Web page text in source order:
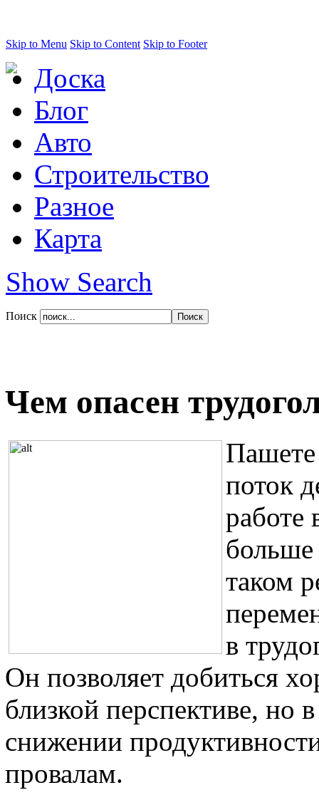
Skip to Menu Skip to Content Skip to Footer
Доска
Блог
Авто
Строительство
Разное
Карта
Show Search
Поиск
Чем опасен
Пашете
поток
работе
больше
таком
в
Он позволяет добиться
близкой перспективе, но
снижении
провалам.